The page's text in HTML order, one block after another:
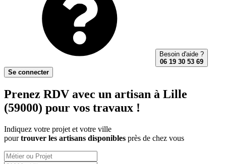
Besoin d'aide ?
06 19 30 53 69
Se connecter
Prenez RDV avec un artisan à Lille
(59000) pour vos travaux !
Indiquez votre projet et votre ville
pourtrouver les artisans disponibles près de chez vous